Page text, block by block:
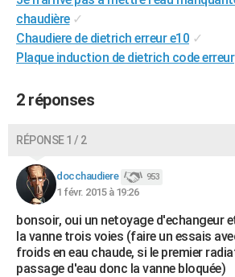
S'inscrire
Se connecter
Lycées
Collèges
Primaires
Universités
Entreprises
Service militaire
Avis de recherche
AVIS DE DÉCÈS
FORUM
chaudière ✓
Chaudiere de dietrich erreur e10 ✓
Plaque induction de dietrich code erreur
2 réponses
RÉPONSE 1 / 2
docchaudiere 953
1 févr. 2015 à 19:26
bonsoir, oui un netoyage d'echangeur
la vanne trois voies (faire un essais
froids en eau chaude, si le premier
passage d'eau donc la vanne bloquée)